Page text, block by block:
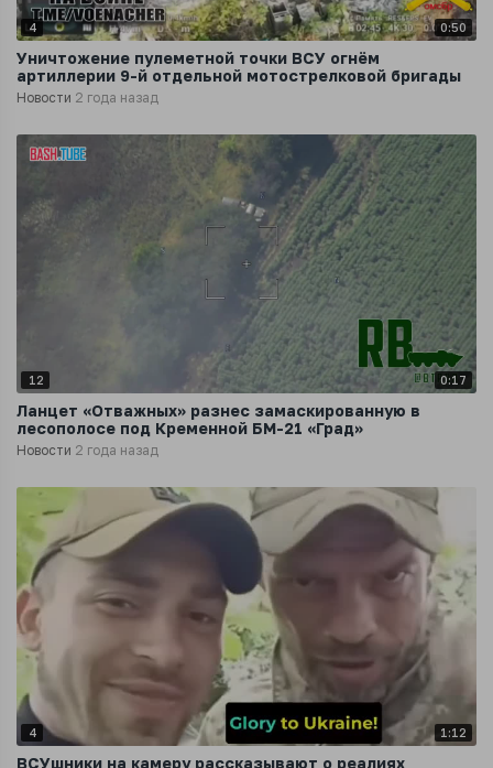
4 0:50
Уничтожение пулеметной точки ВСУ огнём
артиллерии 9-й отдельной мотострелковой бригады
Новости 2 года назад
12 0:17
Ланцет «О️тважных» разнес замаскированную в
лесополосе под Кременной БМ-21 «Град»
Новости 2 года назад
4 1:12
ВСУшники на камеру рассказывают о реалиях